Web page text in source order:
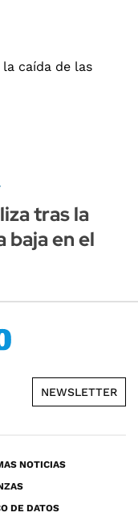
tras la
baja en el
NEWSLETTER
NOTICIAS
DE DATOS